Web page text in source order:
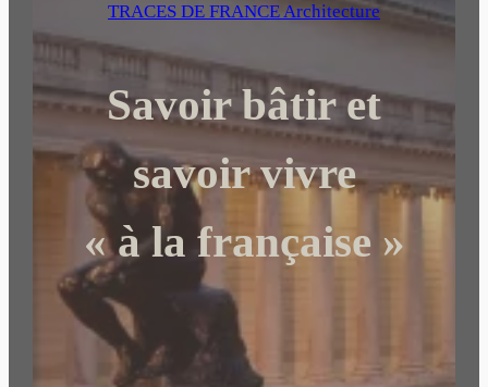
r
c
h
r
TRACES DE FRANCE Architecture
Savoir bâtir et
savoir vivre
« à la française »